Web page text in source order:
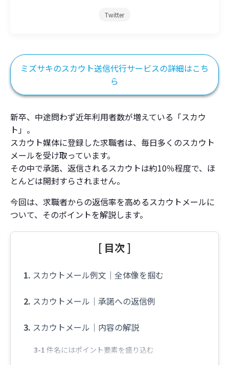
Twitter
ミズサキのスカウト送信代行サービスの詳細はこち
ら
新卒、中途問わず近年利用者数が増えている「スカウ
ト」。
スカウト媒体に登録した求職者は、毎日多くのスカウト
メールを受け取っています。
その中で承諾、返信されるスカウトは約10％程度で、ほ
とんどは開封すらされません。
今回は、求職者からの返信率を高めるスカウトメールに
ついて、そのポイントを解説します。
[ 目次 ]
スカウトメール例文│全体像を掴む
スカウトメール│承諾への返信例
スカウトメール│内容の解説
件名にはポイント要素を盛り込む